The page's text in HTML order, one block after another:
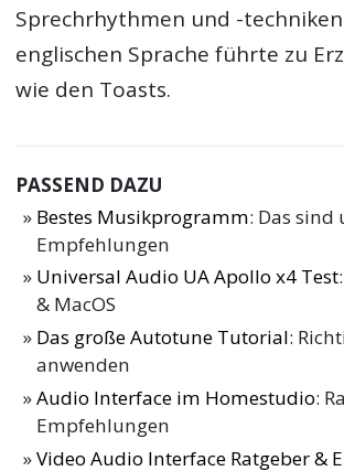
Sprechrhythmen und -
englischen Sprache führte zu
wie den Toasts.
PASSEND DAZU
Bestes Musikprogramm: Das sind
Empfehlungen
Universal Audio UA Apollo x4 Test
& MacOS
Das große Autotune Tutorial:
anwenden
Audio Interface im Homestudio:
Empfehlungen
Video Audio Interface Ratgeber &